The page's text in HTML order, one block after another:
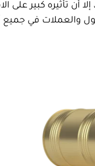
أن تأثيره كبير
والعملات في جميع